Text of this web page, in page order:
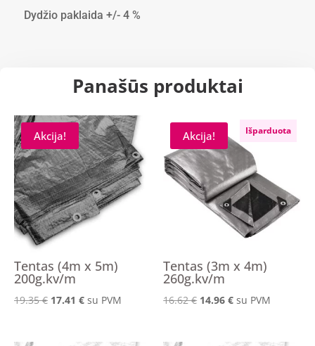
Dydžio paklaida +/- 4 %
Panašūs produktai
Akcija!
Tentas (4m x 5m)
200g.kv/m
19.35€ Original
17.41 €Current
su PVM
Akcija! Išparduota
Tentas (3m x 4m)
260g.kv/m
16.62€ Original
14.96€Current
su PVM